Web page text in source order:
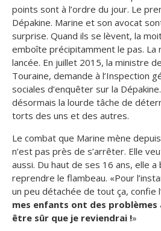
points sont à l’ordre du jour. Le
Dépakine. Marine et son avocat
surprise. Quand ils se lèvent, la
emboîte précipitamment le pas. La
lancée. En juillet 2015, la ministre
Touraine, demande à l’Inspection
sociales d’enquêter sur la
désormais la lourde tâche de
torts des uns et des autres.
Le combat que Marine mène
n’est pas près de s’arrêter. Elle
aussi. Du haut de ses 16 ans, elle a
reprendre le flambeau. «Pour
un peu détachée de tout ça, confie
mes enfants ont des problèmes
être sûr que je reviendrai !»